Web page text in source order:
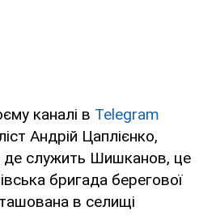
каналі в Telegram
Андрій Цаплієнко,
де служить Шишканов, це
бригада берегової
в селищі